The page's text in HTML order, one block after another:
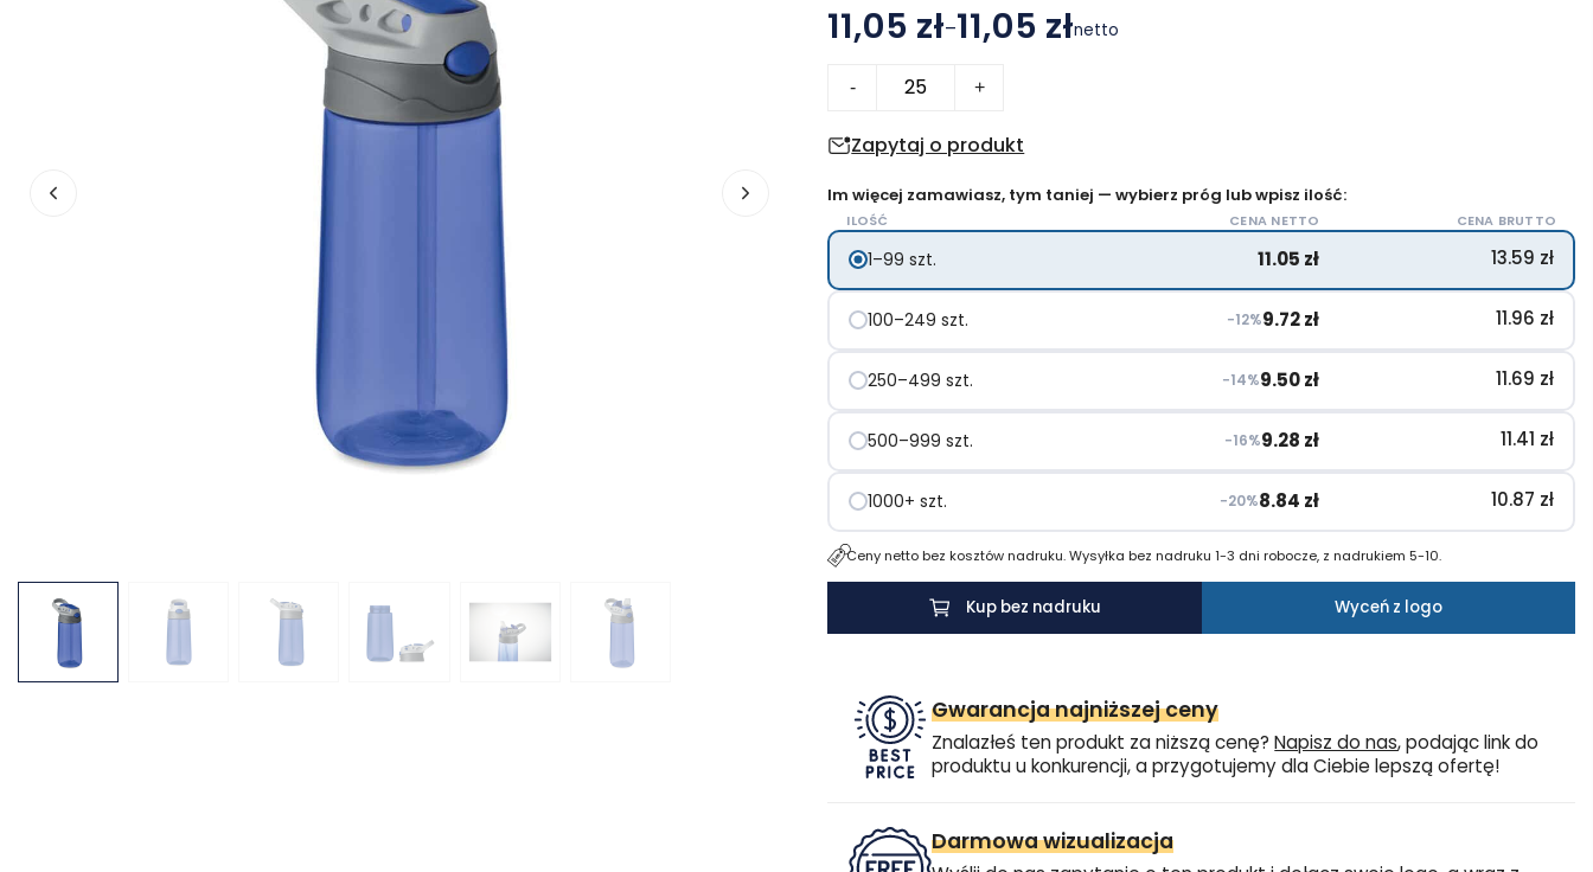
11,05 zł–11,05 zł
cen:
11.05 zł
15.18 zł
netto
-
Tritan
450
ml
SHIKU
+
Zapytaj o produkt
Im więcej zamawiasz, tym taniej — wybierz próg lub wpisz ilość:
ILOŚĆ CENA NETTO CENA BRUTTO
1–99 szt. 11.05 zł 13.59 zł
100–249 szt. −12%9.72zł 11.96 zł
250–499 szt. −14%9.50zł 11.69 zł
500–999 szt. −16%9.28 zł 11.41 zł
1000+ szt. −20%8.84 zł 10.87 zł
Ceny netto bez kosztów nadruku. Wysyłka bez nadruku 1-3 dni robocze, z nadrukiem 5-10.
Kup bez nadruku Wyceń z logo
Gwarancja najniższej ceny
Znalazłeś ten produkt za niższą cenę?Napisz do nas, podając link do
produktu u konkurencji, a przygotujemy dla Ciebie lepszą ofertę!
Darmowa wizualizacja